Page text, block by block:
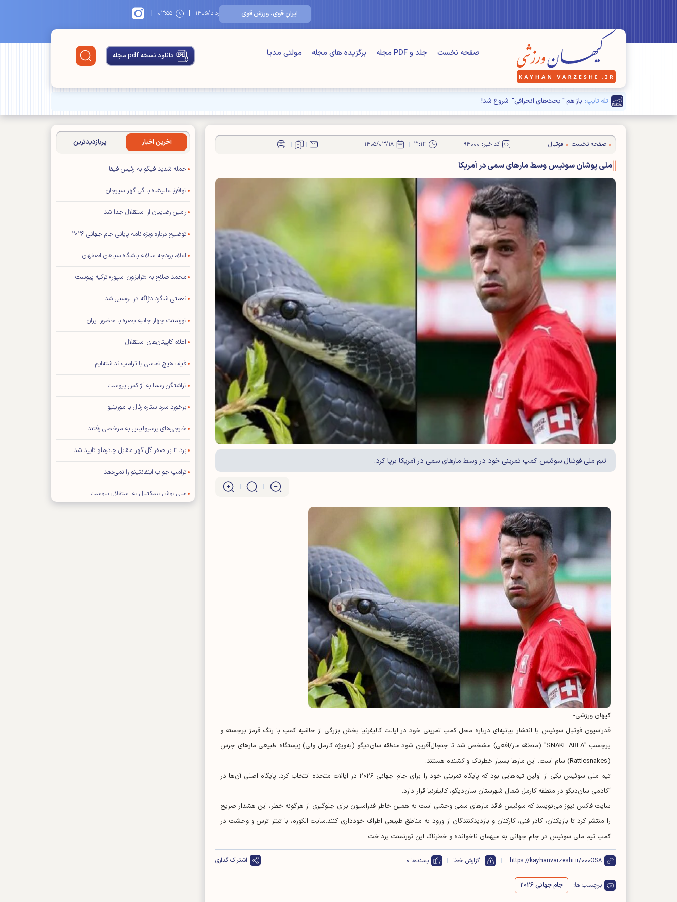
ایرانِ قوی، ورزشِ قوی | ۰۳:۵۵ |
صفحه نخست جلد و PDF مجله برگزیده های مجله مولتی مدیا دانلود نسخه pdf مجله
تله تایپ:
صفحه نخست فوتبال کد خبر: ۹۴۰۰۰ ۲۱:۱۳ ۱۴۰۵/۰۳/۱۸
ملی پوشان سوئیس وسط مار‌های سمی در آمریکا
تیم ملی فوتبال سوئیس کمپ تمرینی خود در وسط مارهای سمی در آمریکا برپا کرد.
کیهان ورزشی-
فدراسیون فوتبال سوئیس با انتشار بیانیه‌ای درباره محل کمپ تمرینی خود در ایالت کالیفرنیا بخش بزرگی از حاشیه کمپ با رنگ قرمز برجسته و
برچسب "SNAKE AREA" (منطقه مار/افعی) مشخص شد تا جنجال‌آفرین شود.منطقه سان‌دیگو (به‌ویژه کارمل ولی) زیستگاه طبیعی مارهای جرس
(Rattlesnakes) سام است. این مارها بسیار خطرناک و کشنده هستند.
تیم ملی سوئیس یکی از اولین تیم‌هایی بود که پایگاه تمرینی خود را برای جام جهانی ۲۰۲۶ در ایالات متحده انتخاب کرد. پایگاه اصلی آن‌ها در
آکادمی سان‌دیگو در منطقه کارمل شمال شهرستان سان‌دیگو، کالیفرنیا قرار دارد.
سایت فاکس نیوز می‌نویسد که سوئیس فاقد مارهای سمی وحشی است به همین خاطر فدراسیون برای جلوگیری از هرگونه خطر، این هشدار صریح
را منتشر کرد تا بازیکنان، کادر فنی، کارکنان و بازدیدکنندگان از ورود به مناطق طبیعی اطراف خودداری کنند.سایت الکوره، با تیتر ترس و وحشت در
کمپ تیم ملی سوئیس در جام جهانی به میهمان ناخوانده و خطرناک این تورنمنت پرداخت.
https://kayhanvarzeshi.ir/000OS8 گزارش خطا پسندها:0 اشتراک گذاری
برچسب ها: جام جهانی 2026
آخرین اخبار پربازدیدترین
حمله شدید فیگو به رئیس فیفا
توافق عالیشاه با گل گهر سیرجان
رامین رضاییان از استقلال جدا شد
توضیح درباره ویژه نامه پایانی جام جهانی ۲۰۲۶
اعلام بودجه سالانه باشگاه سپاهان اصفهان
محمد صلاح به «ترابزون اسپور» ترکیه پیوست
نعمتی شاگرد دژاگه در لوسیل شد
تورنمنت چهار جانبه بصره با حضور ایران
اعلام کاپیتان‌های استقلال
فیفا: هیچ تماسی با ترامپ نداشته‌ایم
تراشتگن رسما به آژاکس پیوست
برخورد سرد ستاره رئال با مورینیو
خارجی‌های پرسپولیس به مرخصی رفتند
برد ۳ بر صفر گل گهر مقابل چادرملو تایید شد
ترامپ جواب اینفانتینو را نمی‌دهد
ملی پوش بسکتبال به استقلال پیوست